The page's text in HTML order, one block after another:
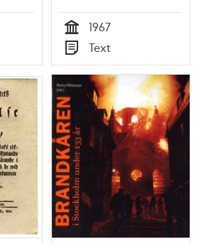
Tid
1967
Typ
Text